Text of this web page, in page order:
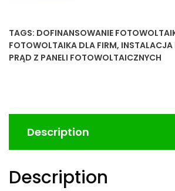
TAGS: DOFINANSOWANIE
FOTOWOLTAIKA DLA FIRM, INSTALACJA
PRĄD Z PANELI FOTOWOLTAICZNYCH
Description
Description